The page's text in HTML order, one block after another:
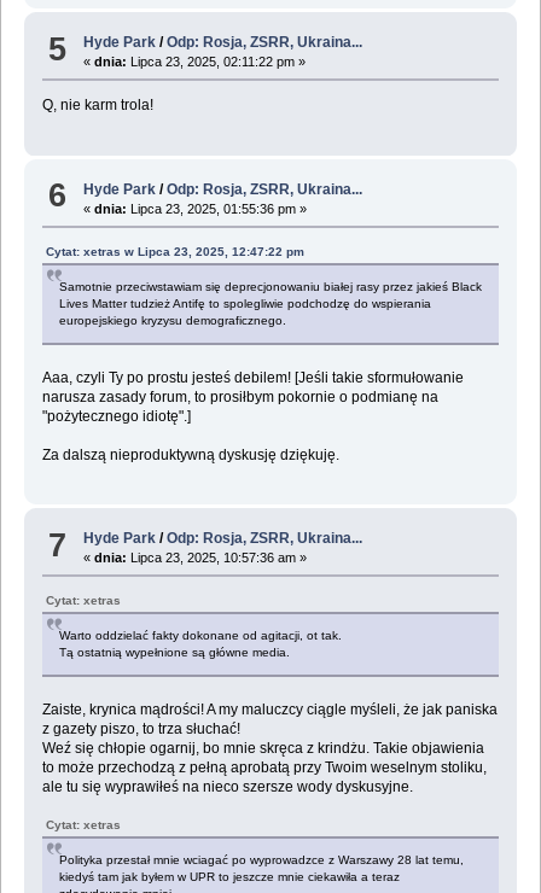
5 Hyde Park /Odp: Rosja, ZSRR, Ukraina...
«dnia: Lipca 23, 2025, 02:11:22 pm »
Q, nie karm trola!
6 Hyde Park /Odp: Rosja, ZSRR, Ukraina...
«dnia: Lipca 23, 2025, 01:55:36 pm »
Cytat: xetras w Lipca 23, 2025, 12:47:22 pm
Samotnie przeciwstawiam się deprecjonowaniu białej rasy przez jakieś Black
Lives Matter tudzież Antifę to spolegliwie podchodzę do wspierania
europejskiego kryzysu demograficznego.
Aaa, czyli Ty po prostu jesteś debilem! [Jeśli takie sformułowanie
narusza zasady forum, to prosiłbym pokornie o podmianę na
"pożytecznego idiotę".]
Za dalszą nieproduktywną dyskusję dziękuję.
7 Hyde Park /Odp: Rosja, ZSRR, Ukraina...
«dnia: Lipca 23, 2025, 10:57:36 am »
Cytat: xetras
Warto oddzielać fakty dokonane od agitacji, ot tak.
Tą ostatnią wypełnione są główne media.
Zaiste, krynica mądrości! A my maluczcy ciągle myśleli, że jak paniska
z gazety piszo, to trza słuchać!
Weź się chłopie ogarnij, bo mnie skręca z krindżu. Takie objawienia
to może przechodzą z pełną aprobatą przy Twoim weselnym stoliku,
ale tu się wyprawiłeś na nieco szersze wody dyskusyjne.
Cytat: xetras
Polityka przestał mnie wciagać po wyprowadzce z Warszawy 28 lat temu,
kiedyś tam jak byłem w UPR to jeszcze mnie ciekawiła a teraz